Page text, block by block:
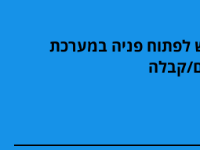
לפתוח פניה במערכת
קבלה